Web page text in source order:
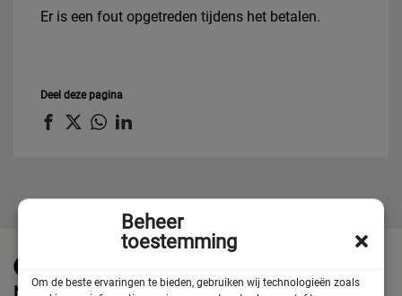
Beheer
toestemming
Om de beste ervaringen te bieden, gebruiken wij technologieën zoals
Er is een fout opgetreden tijdens het betalen.
Deel deze pagina
Neem contact op